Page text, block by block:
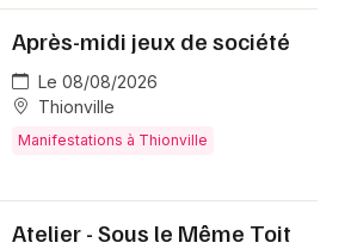
Après-midi jeux de société
Le 08/08/2026
Thionville
Manifestations à Thionville
Atelier - Sous le Même Toit